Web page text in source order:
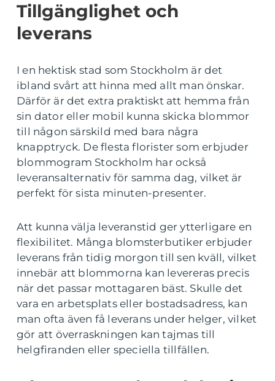
Tillgänglighet och
leverans
I en hektisk stad som Stockholm är det
ibland svårt att hinna med allt man önskar.
Därför är det extra praktiskt att hemma från
sin dator eller mobil kunna skicka blommor
till någon särskild med bara några
knapptryck. De flesta florister som erbjuder
blommogram Stockholm har också
leveransalternativ för samma dag, vilket är
perfekt för sista minuten-presenter.
Att kunna välja leveranstid ger ytterligare en
flexibilitet. Många blomsterbutiker erbjuder
leverans från tidig morgon till sen kväll, vilket
innebär att blommorna kan levereras precis
när det passar mottagaren bäst. Skulle det
vara en arbetsplats eller bostadsadress, kan
man ofta även få leverans under helger, vilket
gör att överraskningen kan tajmas till
helgfiranden eller speciella tillfällen.